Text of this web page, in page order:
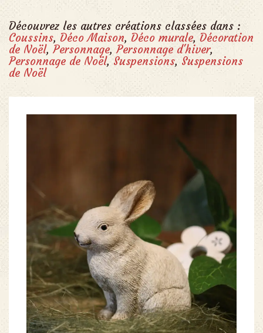
Découvrez les autres créations classées dans :
Coussins, Déco Maison, Déco murale, Décoration
de Noël,Personnage,Personnage d'hiver,
Personnage de Noël, Suspensions, Suspensions
de Noël